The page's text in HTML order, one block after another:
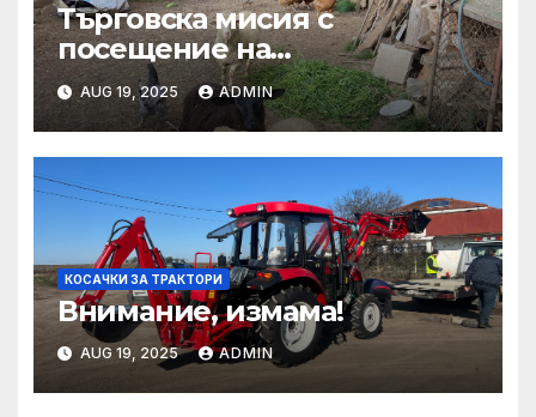
Търговска мисия с
посещение на
Mеждународния търговски
панаир CosmeticBusiness
2025
AUG 19, 2025 ADMIN
КОСАЧКИ ЗА ТРАКТОРИ
Внимание, измама!
AUG 19, 2025 ADMIN